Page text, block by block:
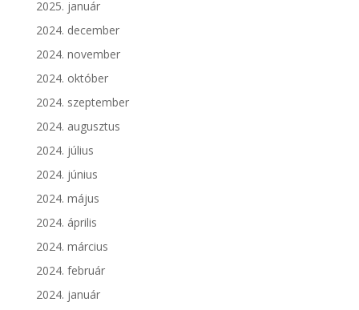
2025. január
2024. december
2024. november
2024. október
2024. szeptember
2024. augusztus
2024. július
2024. június
2024. május
2024. április
2024. március
2024. február
2024. január